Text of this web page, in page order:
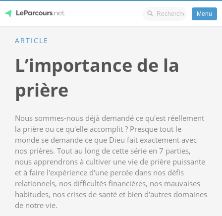
content
LeParcours.net
Menu
ARTICLE
L’importance de la
prière
Nous sommes-nous déjà demandé ce qu'est réellement
la prière ou ce qu'elle accomplit ? Presque tout le
monde se demande ce que Dieu fait exactement avec
nos prières. Tout au long de cette série en 7 parties,
nous apprendrons à cultiver une vie de prière puissante
et à faire l'expérience d'une percée dans nos défis
relationnels, nos difficultés financières, nos mauvaises
habitudes, nos crises de santé et bien d'autres domaines
de notre vie.